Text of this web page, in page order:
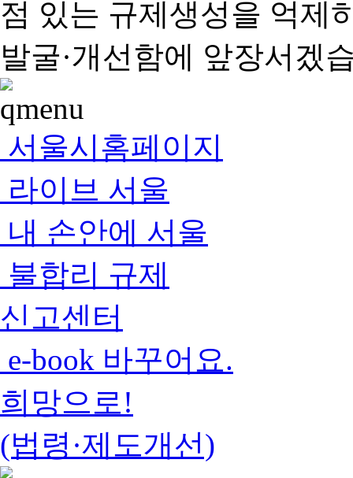
점 있는 규제생성을 억제
발굴·개선함에 앞장서겠
서울시홈페이지
라이브 서울
내 손안에 서울
불합리 규제
신고센터
e-book 바꾸어요.
희망으로!
(법령·제도개선)